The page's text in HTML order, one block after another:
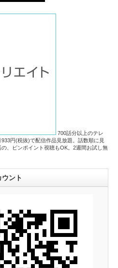
700話分以上のテレ
円(税抜)で配信作品見放題。話数順に見
、ピンポイント視聴もOK。2週間お試し無
ント